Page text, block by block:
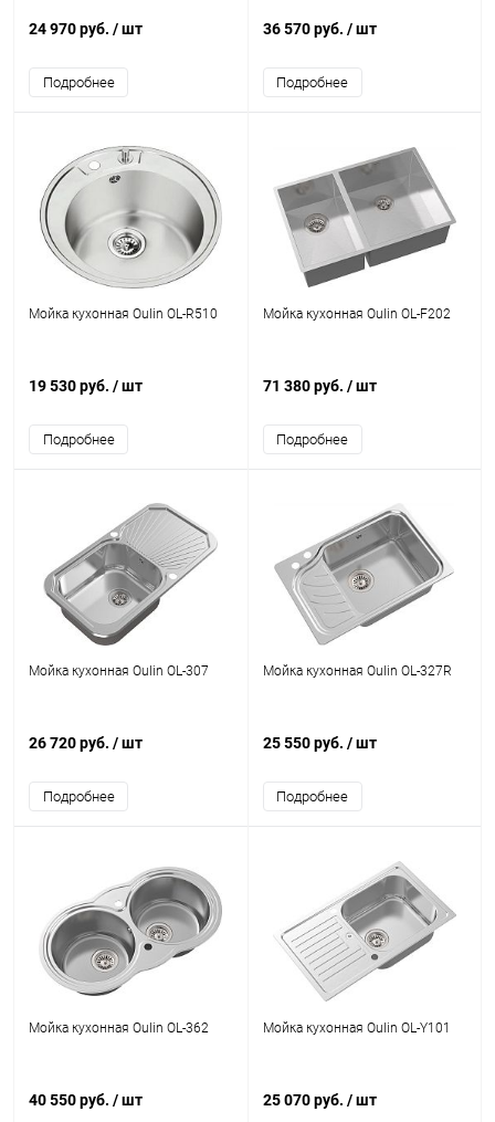
24 970 руб. / шт
Подробнее
36 570 руб. / шт
Подробнее
Мойка кухонная Oulin OL-R510
19 530 руб. / шт
Подробнее
Мойка кухонная Oulin OL-F202
71 380 руб. / шт
Подробнее
Мойка кухонная Oulin OL-307
26 720 руб. / шт
Подробнее
Мойка кухонная Oulin OL-327R
25 550 руб. / шт
Подробнее
Мойка кухонная Oulin OL-362
40 550 руб. / шт
Мойка кухонная Oulin OL-Y101
25 070 руб. / шт